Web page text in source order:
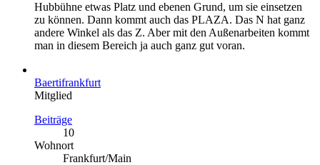
Hubbühne etwas Platz und ebenen Grund, um sie einsetzen
zu können. Dann kommt auch das PLAZA. Das N hat ganz
andere Winkel als das Z. Aber mit den Außenarbeiten kommt
man in diesem Bereich ja auch ganz gut voran.
Baertifrankfurt
Mitglied
Beiträge
10
Wohnort
Frankfurt/Main